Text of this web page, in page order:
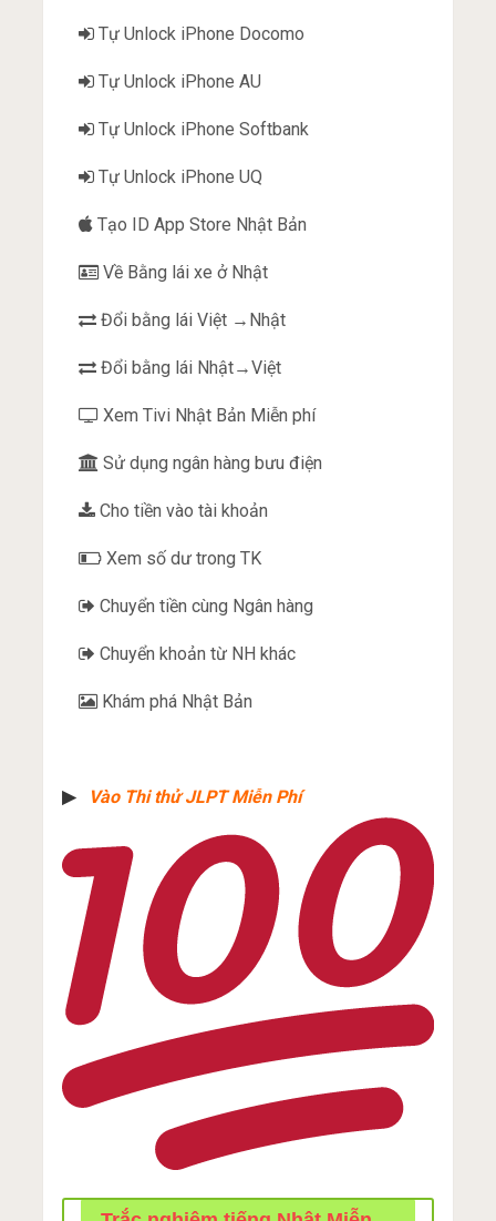
Tự Unlock iPhone Docomo
Tự Unlock iPhone AU
Tự Unlock iPhone Softbank
Tự Unlock iPhone UQ
Tạo ID App Store Nhật Bản
Về Bằng lái xe ở Nhật
Đổi bằng lái Việt →Nhật
Đổi bằng lái Nhật→Việt
Xem Tivi Nhật Bản Miễn phí
Sử dụng ngân hàng bưu điện
Cho tiền vào tài khoản
Xem số dư trong TK
Chuyển tiền cùng Ngân hàng
Chuyển khoản từ NH khác
Khám phá Nhật Bản
▶︎ Vào Thi thử JLPT Miễn Phí